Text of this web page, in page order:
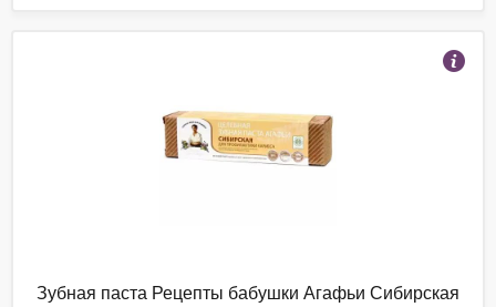
Зубная паста Рецепты бабушки Агафьи Сибирская